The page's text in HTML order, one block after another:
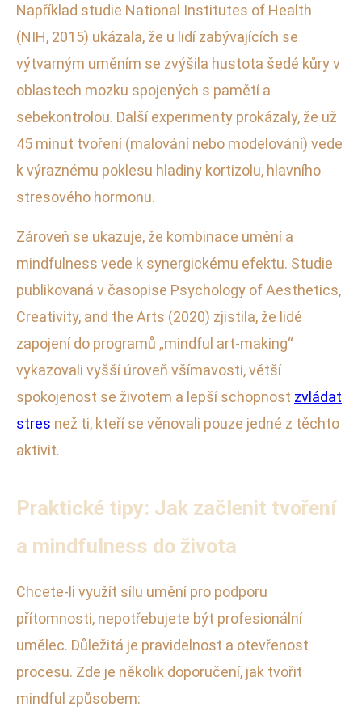
Například studie National Institutes of Health
(NIH, 2015) ukázala, že u lidí zabývajících se
výtvarným uměním se zvýšila hustota šedé kůry v
oblastech mozku spojených s pamětí a
sebekontrolou. Další experimenty prokázaly, že už
45 minut tvoření (malování nebo modelování) vede
k výraznému poklesu hladiny kortizolu, hlavního
stresového hormonu.
Zároveň se ukazuje, že kombinace umění a
mindfulness vede k synergickému efektu. Studie
publikovaná v časopise Psychology of Aesthetics,
Creativity, and the Arts (2020) zjistila, že lidé
zapojení do programů „mindful art-making“
vykazovali vyšší úroveň všímavosti, větší
spokojenost se životem a lepší schopnost zvládat
stres než ti, kteří se věnovali pouze jedné z těchto
aktivit.
Praktické tipy: Jak začlenit tvoření
a mindfulness do života
Chcete-li využít sílu umění pro podporu
přítomnosti, nepotřebujete být profesionální
umělec. Důležitá je pravidelnost a otevřenost
procesu. Zde je několik doporučení, jak tvořit
mindful způsobem: